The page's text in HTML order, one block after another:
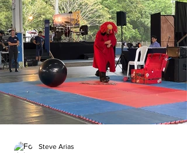
agrupaciones corales nacionales y
el talento generaleño, representado por el
Coro Leonel Calvo, que pa
Steve Arias